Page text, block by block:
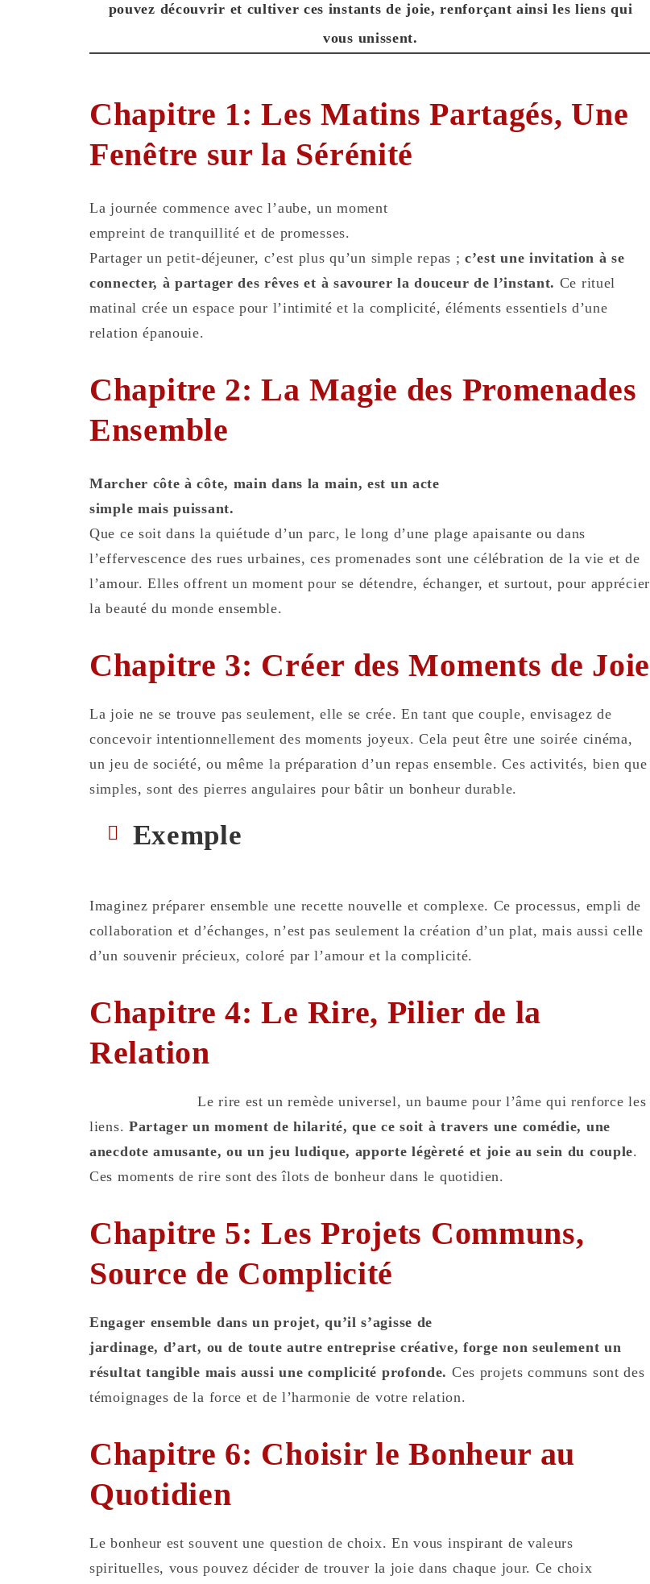
pouvez découvrir et cultiver ces instants de joie, renforçant ainsi les liens qui
vous unissent.
Chapitre 1: Les Matins Partagés, Une
Fenêtre sur la Sérénité
La journée commence avec l’aube, un moment
empreint de tranquillité et de promesses.
Partager un petit-déjeuner, c’est plus qu’un simple repas ;c’est une invitation à se
connecter, à partager des rêves et à savourer la douceur de l’instant. Ce rituel
matinal crée un espace pour l’intimité et la complicité, éléments essentiels d’une
relation épanouie.
Chapitre 2: La Magie des Promenades
Ensemble
Marcher côte à côte, main dans la main, est un acte
simple mais puissant.
Que ce soit dans la quiétude d’un parc, le long d’une plage apaisante ou dans
l’effervescence des rues urbaines, ces promenades sont une célébration de la vie et de
l’amour. Elles offrent un moment pour se détendre, échanger, et surtout, pour apprécier
la beauté du monde ensemble.
Chapitre 3: Créer des Moments de Joie
La joie ne se trouve pas seulement, elle se crée. En tant que couple, envisagez de
concevoir intentionnellement des moments joyeux. Cela peut être une soirée cinéma,
un jeu de société, ou même la préparation d’un repas ensemble. Ces activités, bien que
simples, sont des pierres angulaires pour bâtir un bonheur durable.
Exemple
Imaginez préparer ensemble une recette nouvelle et complexe. Ce processus, empli de
collaboration et d’échanges, n’est pas seulement la création d’un plat, mais aussi celle
d’un souvenir précieux, coloré par l’amour et la complicité.
Chapitre 4: Le Rire, Pilier de la
Relation
Le rire est un remède universel, un baume pour l’âme qui renforce les
liens. Partager un moment de hilarité, que ce soit à travers une comédie, une
anecdote amusante, ou un jeu ludique, apporte légèreté et joie au sein du couple.
Ces moments de rire sont des îlots de bonheur dans le quotidien.
Chapitre 5: Les Projets Communs,
Source de Complicité
Engager ensemble dans un projet, qu’il s’agisse de
jardinage, d’art, ou de toute autre entreprise créative, forge non seulement un
résultat tangible mais aussi une complicité profonde. Ces projets communs sont des
témoignages de la force et de l’harmonie de votre relation.
Chapitre 6: Choisir le Bonheur au
Quotidien
Le bonheur est souvent une question de choix. En vous inspirant de valeurs
spirituelles, vous pouvez décider de trouver la joie dans chaque jour. Ce choix